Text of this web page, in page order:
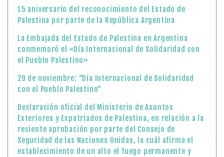
15 aniversario del reconocimiento del Estado de
Palestina por parte de la República Argentina
La Embajada del Estado de Palestina en Argentina
conmemoró el «Día Internacional de Solidaridad con
el Pueblo Palestino»
29 de noviembre: “Día Internacional de Solidaridad
con el Pueblo Palestino”
Declaración oficial del Ministerio de Asuntos
Exteriores y Expatriados de Palestina, en relación a la
reciente aprobación por parte del Consejo de
Seguridad de las Naciones Unidas, la cuál afirma el
establecimiento de un alto el fuego permanente y